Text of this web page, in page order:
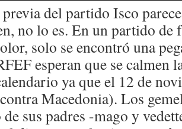
del partido Isco
no lo es. En un partido
solo se encontró una
esperan que se calmen
ya que el 12 de
Macedonia). Los
sus padres -mago y